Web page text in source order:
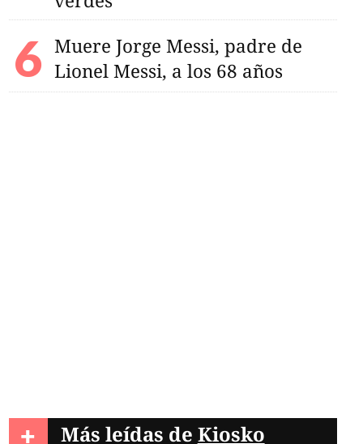
de 'Sin
tras ataque en
Muere Jorge Messi, padre de
Lionel Messi, a los 68 años
+ Más leídas de Kiosko